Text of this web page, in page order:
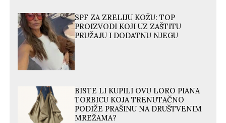
SPF ZA ZRELIJU KOŽU: TOP
PROIZVODI KOJI UZ ZAŠTITU
PRUŽAJU I DODATNU NJEGU
BISTE LI KUPILI OVU LORO PIANA
TORBICU KOJA TRENUTAČNO
PODIŽE PRAŠINU NA DRUŠTVENIM
MREŽAMA?